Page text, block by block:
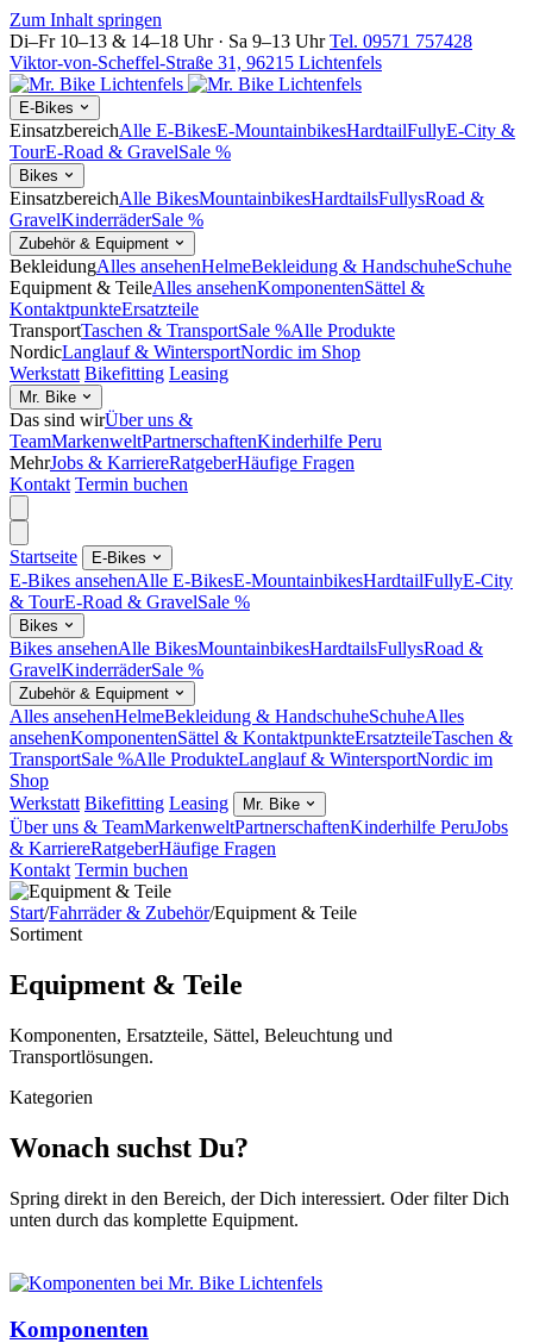
Zum Inhalt springen
Di–Fr 10–13 & 14–18 Uhr · Sa 9–13 Uhr Tel. 09571 757428
Viktor-von-Scheffel-Straße 31, 96215 Lichtenfels
E-Bikes
EinsatzbereichAlle E-BikesE-MountainbikesHardtailFullyE-City &
TourE-Road & GravelSale %
Bikes
EinsatzbereichAlle BikesMountainbikesHardtailsFullysRoad &
GravelKinderräderSale %
Zubehör & Equipment
BekleidungAlles ansehenHelmeBekleidung & HandschuheSchuhe
Equipment & TeileAlles ansehenKomponentenSättel &
KontaktpunkteErsatzteile
TransportTaschen & TransportSale %Alle Produkte
NordicLanglauf & WintersportNordic im Shop
Werkstatt Bikefitting Leasing
Mr. Bike
Das sind wirÜber uns &
TeamMarkenweltPartnerschaftenKinderhilfe Peru
MehrJobs & KarriereRatgeberHäufige Fragen
Kontakt Termin buchen
Startseite E-Bikes
E-Bikes ansehenAlle E-BikesE-MountainbikesHardtailFullyE-City
& TourE-Road & GravelSale %
Bikes
Bikes ansehenAlle BikesMountainbikesHardtailsFullysRoad &
GravelKinderräderSale %
Zubehör & Equipment
Alles ansehenHelmeBekleidung & HandschuheSchuheAlles
ansehenKomponentenSättel & KontaktpunkteErsatzteileTaschen &
TransportSale %Alle ProdukteLanglauf & WintersportNordic im
Shop
Werkstatt Bikefitting Leasing Mr. Bike
Über uns & TeamMarkenweltPartnerschaftenKinderhilfe PeruJobs
& KarriereRatgeberHäufige Fragen
Kontakt Termin buchen
Start/Fahrräder & Zubehör/Equipment & Teile
Sortiment
Equipment & Teile
Komponenten, Ersatzteile, Sättel, Beleuchtung und
Transportlösungen.
Kategorien
Wonach suchst Du?
Spring direkt in den Bereich, der Dich interessiert. Oder filter Dich
unten durch das komplette Equipment.
Komponenten